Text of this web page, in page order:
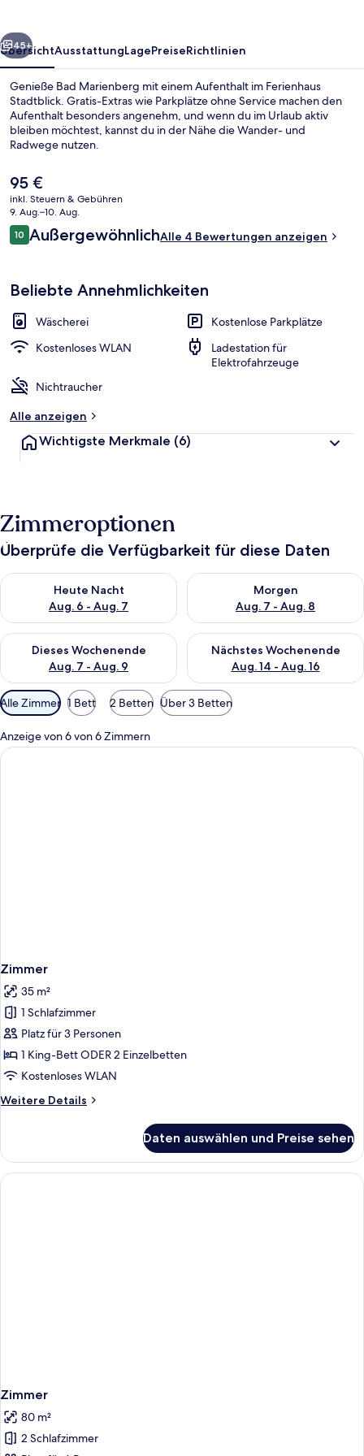
Weiter
45+
ÜbersichtAusstattungLagePreiseRichtlinien
Genieße Bad Marienberg mit einem Aufenthalt im Ferienhaus
Stadtblick. Gratis-Extras wie Parkplätze ohne Service machen den
Aufenthalt besonders angenehm, und wenn du im Urlaub aktiv
bleiben möchtest, kannst du in der Nähe die Wander- und
Radwege nutzen.
Der
aktuelle
Preis
beträgt
95 €.
95 €
inkl. Steuern & Gebühren
9. Aug.–10. Aug.
Bewertungen
1010 von 10.
AußergewöhnlichAlle 4 Bewertungen anzeigen
Beliebte Annehmlichkeiten
Wäscherei
Kostenlose Parkplätze
Kostenloses WLAN
Ladestation für
Elektrofahrzeuge
Nichtraucher
Alle anzeigen
Wichtigste Merkmale (6)
Zimmeroptionen
Überprüfe die Verfügbarkeit für diese Daten
Heute Nacht
Aug. 6 - Aug. 7
Überprüfe die Verfügbarkeit für heute Nacht, Aug. 6 - Aug. 7.
Morgen
Aug. 7 - Aug. 8
Überprüfe die Verfügbarkeit
Dieses Wochenende
Aug. 7 - Aug. 9
Überprüfe die Verfügbarkeit für dieses Wochenende, Aug. 7
Nächstes Wochenende
Aug. 14 - Aug. 16
Überprüfe die Verfügbarkeit
Verfügbare
Filter
für
Zimmer
Alle Zimmer 1 Bett 2 Betten Über 3 Betten
Anzeige von 6 von 6 Zimmern
Zimmer
35 m²
1 Schlafzimmer
Platz für 3 Personen
1 King-Bett ODER 2 Einzelbetten
Kostenloses WLAN
Weitere Details
Weitere
Daten auswählen und Preise sehen
Zimmer
80 m²
2 Schlafzimmer